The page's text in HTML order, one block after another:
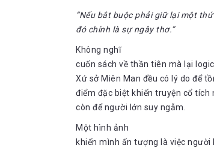
“Nếu bắt buộc phải giữ lại một
đó chính là sự ngây thơ.”
Không nghĩ
cuốn sách về thần tiên mà lại
Xứ sở Miên Man đều có lý do để
điểm đặc biệt khiến truyện cổ tích
còn để người lớn suy ngẫm.
Một hình ảnh
khiến mình ấn tượng là việc